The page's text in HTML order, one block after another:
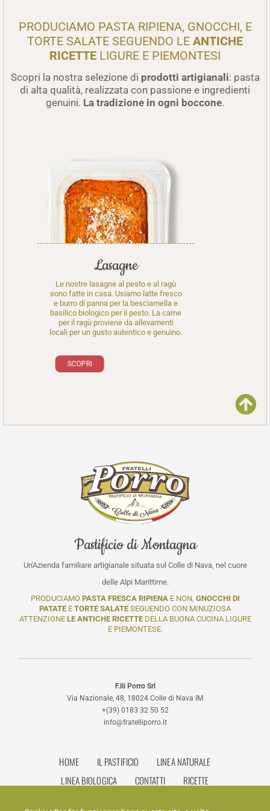
PRODUCIAMO PASTA RIPIENA, GNOCCHI, E
TORTE SALATE SEGUENDO LE ANTICHE
RICETTE LIGURE E PIEMONTESI
Scopri la nostra selezione di prodotti artigianali: pasta
di alta qualità, realizzata con passione e ingredienti
genuini. La tradizione in ogni boccone.
Lasagne
Le nostre lasagne al pesto e al ragù
sono fatte in casa. Usiamo latte fresco
e burro di panna per la besciamella e
basilico biologico per il pesto. La carne
per il ragù proviene da allevamenti
locali per un gusto autentico e genuino.
SCOPRI
Pastificio di Montagna
Un'Azienda familiare artigianale situata sul Colle di Nava, nel cuore
delle Alpi Marittime.
PRODUCIAMO PASTA FRESCA RIPIENAE NON, GNOCCHI DI
PATATE E TORTE SALATE SEGUENDO CON MINUZIOSA
ATTENZIONE LE ANTICHE RICETTEDELLA BUONA CUCINA LIGURE
E PIEMONTESE.
F.lli Porro Srl
Via Nazionale, 48, 18024 Colle di Nava IM
+(39) 0183 32 50 52
info@fratelliporro.it
HOME IL PASTIFICIO
LINEA NATURALE
LINEA BIOLOGICA
CONTATTI
RICETTE